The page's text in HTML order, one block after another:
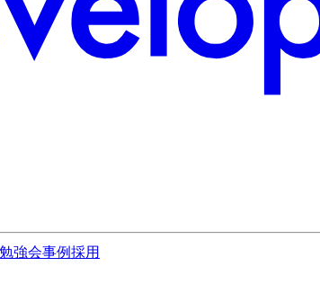
勉強会事例採用